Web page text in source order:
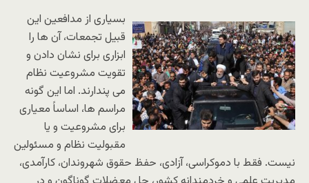
بسیاری از مدافعین این
قبیل تجمعات، آن ها را
ابزاری برای نشان دادن و
تقویت مشروعیت نظام
می پندارند. اما این گونه
مراسم ها، اساساً معیاری
برای مشروعیت و یا
مقبولیت نظام و مسئولین
نیست. فقط با دموکراسی، آزادی، حفظ حقوق شهروندان، کارآمدی،